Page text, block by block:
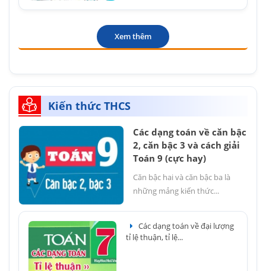
Xem thêm
Kiến thức THCS
Các dạng toán về căn bậc
2, căn bậc 3 và cách giải
Toán 9 (cực hay)
Căn bậc hai và căn bậc ba là
những mảng kiến thức...
Các dạng toán về đại lượng
tỉ lệ thuận, tỉ lệ...